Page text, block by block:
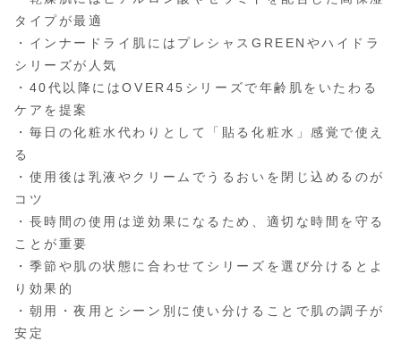
タイプが最適
・インナードライ肌にはプレシャスGREENやハイドラ
シリーズが人気
・40代以降にはOVER45シリーズで年齢肌をいたわる
ケアを提案
・毎日の化粧水代わりとして「貼る化粧水」感覚で使え
る
・使用後は乳液やクリームでうるおいを閉じ込めるのが
コツ
・長時間の使用は逆効果になるため、適切な時間を守る
ことが重要
・季節や肌の状態に合わせてシリーズを選び分けるとよ
り効果的
・朝用・夜用とシーン別に使い分けることで肌の調子が
安定